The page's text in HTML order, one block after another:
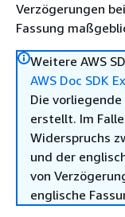
Verzögerungen
Fassung
Weitere AWS
AWS Doc SDK
Die
erstellt. Im
Widerspruchs
und der
von
englische